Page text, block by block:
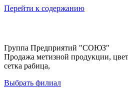
Перейти к содержанию
Группа Предприятий "СОЮЗ"
Продажа метизной продукции,
сетка рабица,
Выбрать филиал